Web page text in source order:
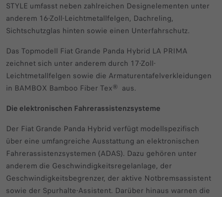
STYLE umfasst neben zahlreichen Designelementen unter
anderem 16-Zoll-Leichtmetallfelgen, Dachreling,
Sichtschutzglas hinten sowie einen Unterfahrschutz.
Das Topmodell Fiat Grande Panda Hybrid LA PRIMA
zeichnet sich unter anderem durch 17-Zoll-
Leichtmetallfelgen sowie die Armaturentafelverkleidungen
in BAMBOX Bamboo Fiber Tex® aus.
Die elektronischen Fahrerassistenzsysteme
Der Fiat Grande Panda Hybrid verfügt modellspezifisch
über eine umfangreiche Ausstattung an elektronischen
Fahrerassistenzsystemen (ADAS). Dazu gehören unter
anderem die Geschwindigkeitsregelanlage, der
Geschwindigkeitsbegrenzer, der aktive Notbremsassistent
sowie der Spurhalte-Assistent. Darüber hinaus warnen die